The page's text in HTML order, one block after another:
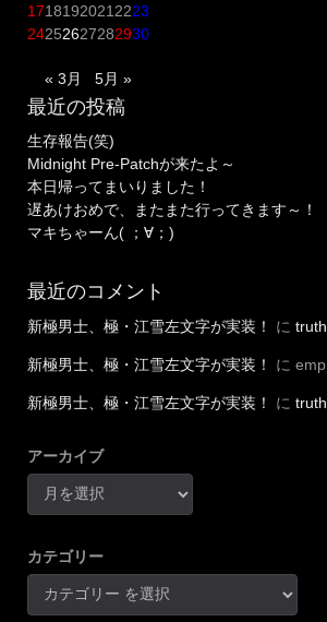
1718192021 2223
24252627282930
« 3月 5月 »
最近の投稿
生存報告(笑)
Midnight Pre-Patchが来たよ～
本日帰ってまいりました！
遅あけおめで、またまた行ってきます～！
マキちゃーん( ；∀；)
最近のコメント
新極男士、極・江雪左文字が実装！ に truth
新極男士、極・江雪左文字が実装！ に emp
新極男士、極・江雪左文字が実装！ に truth
アーカイブ
カテゴリー